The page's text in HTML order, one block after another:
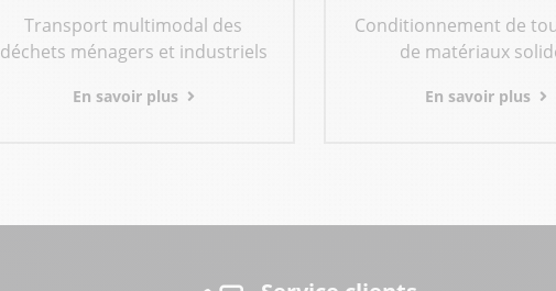
Transport multimodal des
déchets ménagers et industriels
En savoir plus
Conditionnement de
de matériaux
En savoir plus